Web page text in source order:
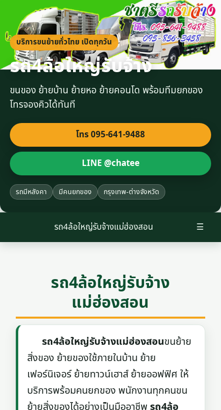
บริการขนย้ายทั่วไทย เปิดทุกวัน
รถ4ล้อใหญ่รับจ้าง
ขนของ ย้ายบ้าน ย้ายหอ ย้ายคอนโด พร้อมทีมยกของ
โทรจองคิวได้ทันที
โทร 095-641-9488
LINE @chatee
รถมีหลังคา มีคนยกของ กรุงเทพ-ต่างจังหวัด
☰
รถ4ล้อใหญ่รับจ้างแม่ฮ่องสอน
รถ4ล้อใหญ่รับจ้าง
แม่ฮ่องสอน
รถ4ล้อใหญ่รับจ้างแม่ฮ่องสอนขนย้าย
สิ่งของ ย้ายของใช้ภายในบ้าน ย้าย
เฟอร์นิเจอร์ ย้ายทาวน์เฮาส์ ย้ายออฟฟิศ ให้
บริการพร้อมคนยกของ พนักงานทุกคนขน
ย้ายสิ่งของได้อย่างเป็นมืออาชีพรถ4ล้อ